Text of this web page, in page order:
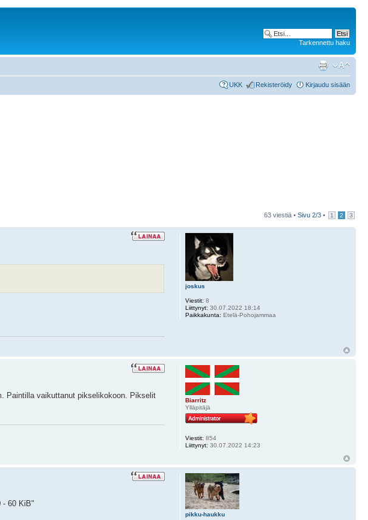
Tarkennettu haku
UKK Rekisteröidy Kirjaudu sisään
63 viestiä • Sivu 2/3 • 1 2 3
joskus
Viestit: 8
Liittynyt: 30.07.2022 18:14
Paikkakunta: Etelä-Pohojammaa
Paintilla vaikuttanut pikselikokoon. Pikselit
Biarritz
Ylläpitäjä
Viestit: 854
Liittynyt: 30.07.2022 14:23
- 60 KiB"
pikku-haukku